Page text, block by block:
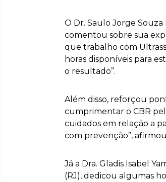
O Dr. Saulo Jorge
comentou sobre sua
que trabalho com
horas disponíveis para
o resultado”.
Além disso, reforçou
cumprimentar o CBR
cuidados em relação a
com prevenção”,
Já a Dra. Gladis Isabel
(RJ), dedicou algumas